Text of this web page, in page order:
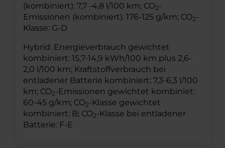
(kombiniert): 7,7 -4,8 l/100 km; CO2-
Emissionen (kombiniert): 176-125 g/km; CO2-
Klasse: G-D
Hybrid: Energieverbrauch gewichtet
kombiniert: 15,7-14,9 kWh/100 km plus 2,6-
2,0 l/100 km; Kraftstoffverbrauch bei
entladener Batterie kombiniert: 7,3-6,3 l/100
km; CO2-Emissionen gewichtet kombiniet:
60-45 g/km; CO2-Klasse gewichtet
kombiniert: B; CO2-Klasse bei entladener
Batterie: F-E